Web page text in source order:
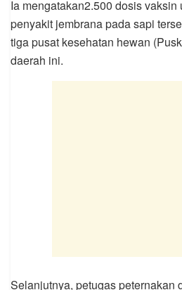
Ia mengatakan2.500 dosis vaksin
penyakit jembrana pada sapi
tiga pusat kesehatan hewan
daerah ini.
Selanjutnya, petugas peternakan